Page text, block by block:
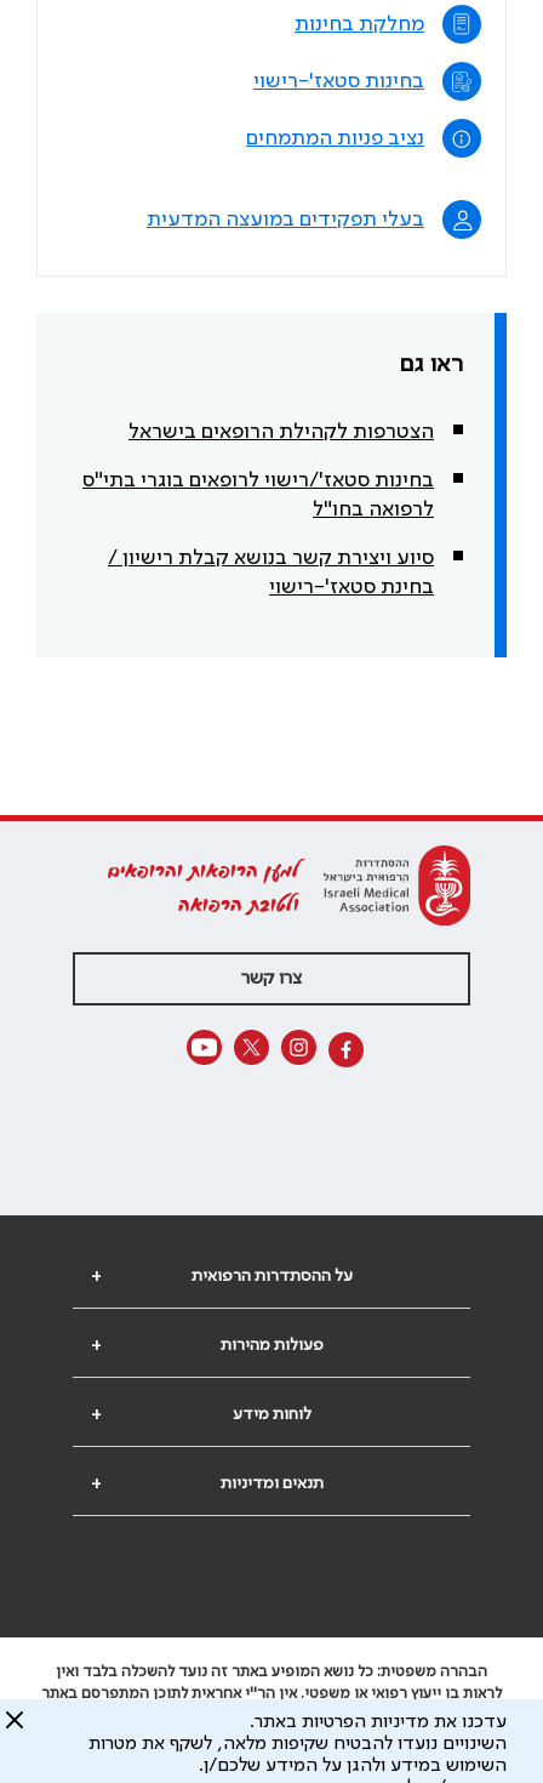
מחלקת בחינות
בחינות סטאז'-רישוי
נציב פניות המתמחים
בעלי תפקידים במועצה המדעית
ראו גם
הצטרפות לקהילת הרופאים בישראל
בחינות סטאז'/רישוי לרופאים בוגרי בתי"ס
לרפואה בחו"ל
סיוע ויצירת קשר בנושא קבלת רישיון /
בחינת סטאז'-רישוי
למען הרופאות והרופאים
ולטובת הרפואה
צרו קשר
+ על ההסתדרות הרפואית
+ פעולות מהירות
+ לוחות מידע
+ תנאים ומדיניות
הבהרה משפטית: כל נושא המופיע באתר זה נועד להשכלה בלבד ואין
לראות בו ייעוץ רפואי או משפטי. אין הר"י אחראית לתוכן המתפרסם באתר
זה ולכל נזק שעלול להיגרם.
ידוע לי שהר"י אוספת ושומרת מידע אישי לצורך מתן השרות וכי חלק ממנו
עשוי להיות מועבר לצדדים שלישיים, הכל בכפוף ל
עדכנו את מדיניות הפרטיות באתר.
השינויים נועדו להבטיח שקיפות מלאה, לשקף את מטרות
השימוש במידע ולהגן על המידע שלכם/ן.